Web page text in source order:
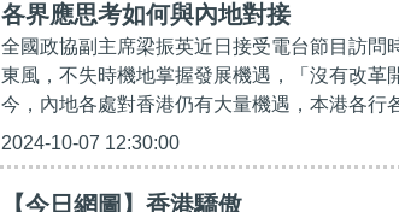
各界應思考如何與內地對接
全國政協副主席梁振英近日接受電台節目訪問
東風，不失時機地掌握發展機遇，「沒有改革
今，內地各處對香港仍有大量機遇，本港各行
2024-10-07 12:30:00
【今日網圖】香港驕傲